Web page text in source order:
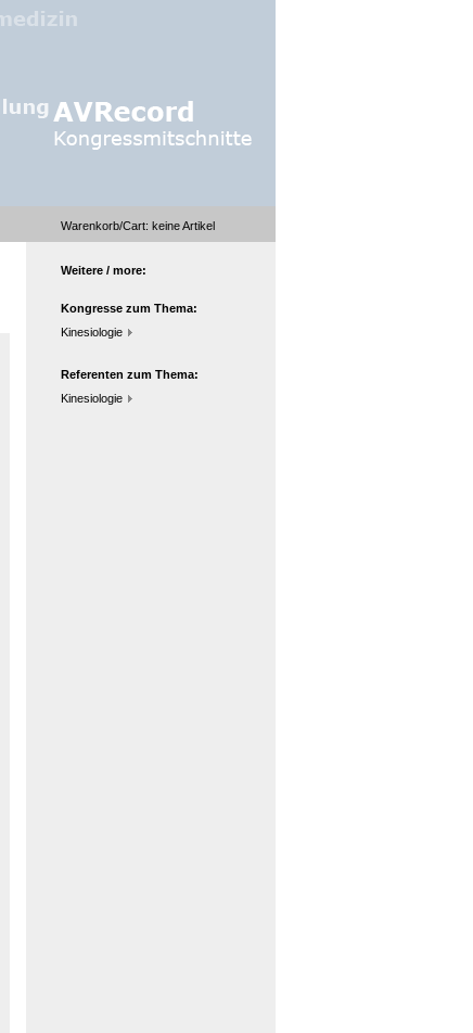
Warenkorb/Cart: keineArtikel
Weitere / more:
Kongresse zum Thema:
Kinesiologie
Referenten zum Thema:
Kinesiologie